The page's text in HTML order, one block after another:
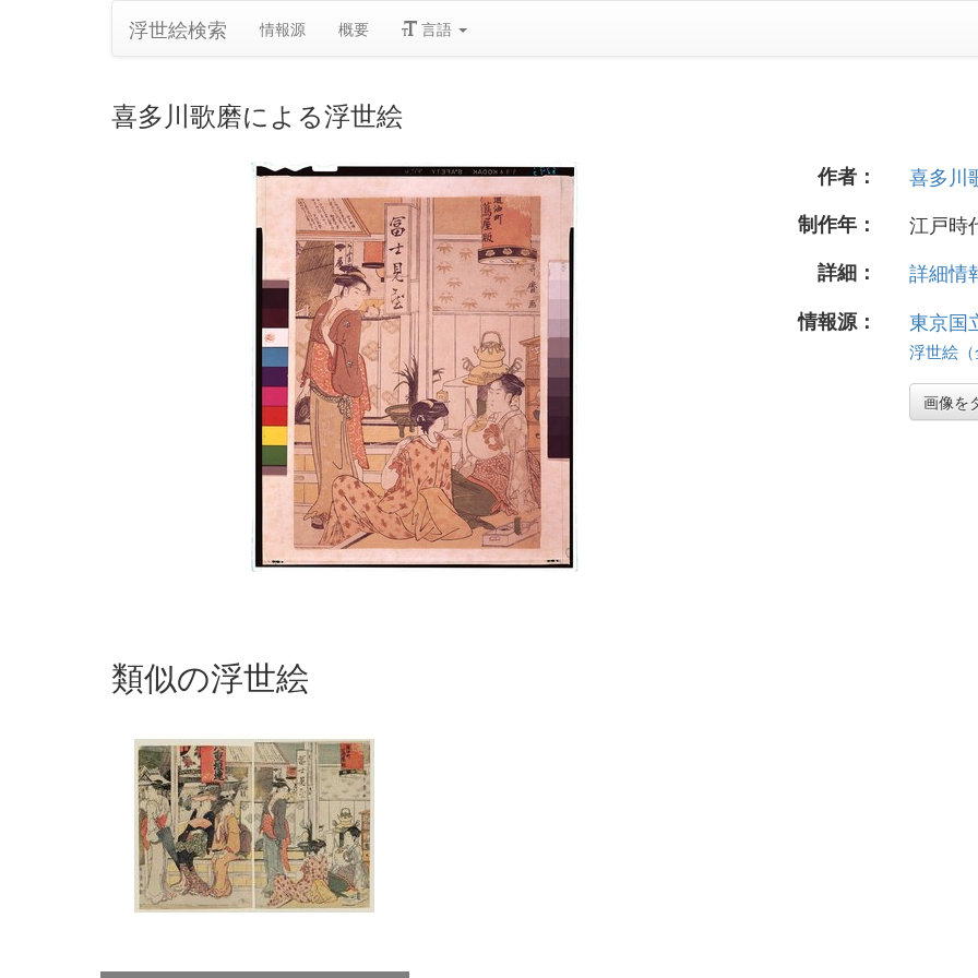
浮世絵検索 情報源 概要 言語
喜多川歌磨による浮世絵
作者：
喜多川
制作年：
江戸時
詳細：
詳細情
情報源：
東京国
浮世絵
画像を
類似の浮世絵